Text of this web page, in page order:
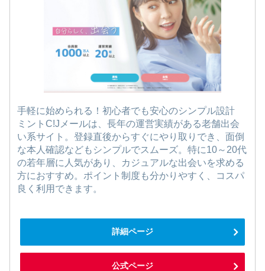
手軽に始められる！初心者でも安心のシンプル設計
ミントC!Jメールは、長年の運営実績がある老舗出会
い系サイト。登録直後からすぐにやり取りでき、面倒
な本人確認などもシンプルでスムーズ。特に10～20代
の若年層に人気があり、カジュアルな出会いを求める
方におすすめ。ポイント制度も分かりやすく、コスパ
良く利用できます。
詳細ページ
公式ページ